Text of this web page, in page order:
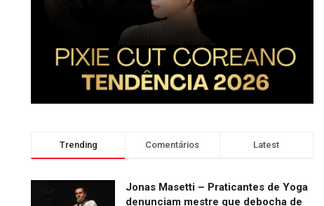
Trending Comentários Latest
Jonas Masetti – Praticantes de Yoga
denunciam mestre que debocha de